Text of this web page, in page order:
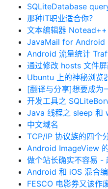
SQLiteDatabase
那种IT职业适合你？
文本编辑器 Notead++
JavaMail for Android
Android 流量统计
通过修改 hosts 文件
Ubuntu 上的神秘浏览
[翻译与分享]想要成为
开发工具之
Java 线程之 sleep 和
中文域名
TCP/IP 协议族的四个
Android ImageView
做个站长确实不容易 -
Android 和 iOS 混合
FESCO 电影券又该作